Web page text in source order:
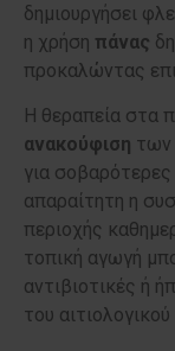
δημιουργήσει
η χρήση πάνας
προκαλώντας
Η θεραπεία στα
ανακούφιση των
για
απαραίτητη η
περιοχής
τοπική αγωγή
αντιβιοτικές ή
του